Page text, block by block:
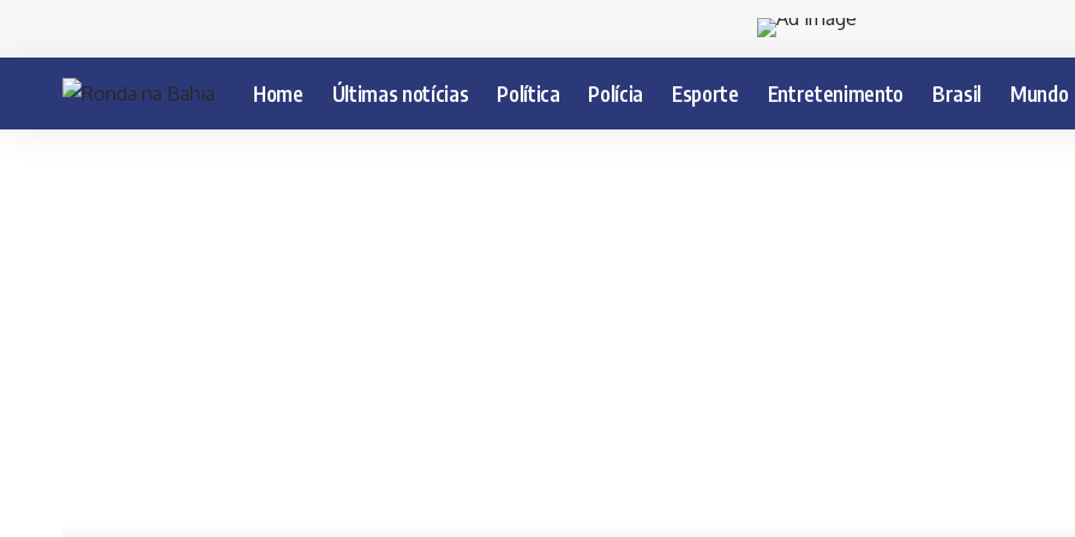
Home Últimas notícias Política Polícia Esporte Entretenimento Brasil Mundo